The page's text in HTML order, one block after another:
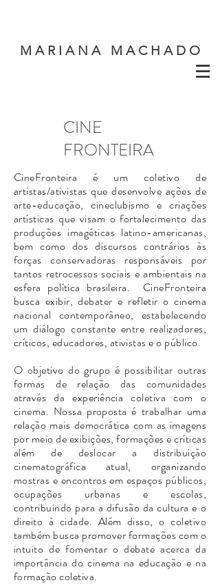
M A R I A N A M A C H A D O
CINE
FRONTEIRA
CineFronteira é um coletivo de
artistas/ativistas que desenvolve ações de
arte-educação, cineclubismo e criações
artísticas que visam o fortalecimento das
produções imagéticas latino-americanas,
bem como dos discursos contrários às
forças conservadoras responsáveis por
tantos retrocessos sociais e ambientais na
esfera política brasileira. CineFronteira
busca exibir, debater e refletir o cinema
nacional contemporâneo, estabelecendo
um diálogo constante entre realizadores,
críticos, educadores, ativistas e o público.
O objetivo do grupo é possibilitar outras
formas de relação das comunidades
através da experiência coletiva com o
cinema. Nossa proposta é trabalhar uma
relação mais democrática com as imagens
por meio de exibições, formações e críticas
além de deslocar a distribuição
cinematográfica atual, organizando
mostras e encontros em espaços públicos,
ocupações urbanas e escolas,
contribuindo para a difusão da cultura e o
direito à cidade. Além disso, o coletivo
também busca promover formações com o
intuito de fomentar o debate acerca da
importância do cinema na educação e na
formação coletiva.